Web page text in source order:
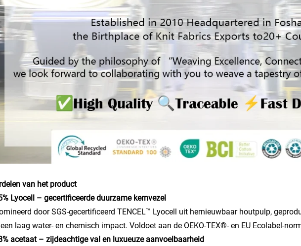
van het product
Lyocell – gecertificeerde duurzame kernvezel
door SGS-gecertificeerd TENCEL™ Lyocell uit hernieuwbaar houtpulp,
laag water- en chemisch impact. Voldoet aan de OEKO-TEX®- en EU Ecolabel-
acetaat – zijdeachtige val en luxueuze aanvoelbaarheid